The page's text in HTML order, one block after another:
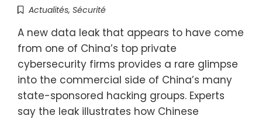
Actualités, Sécurité
A new data leak that appears to have come
from one of China’s top private
cybersecurity firms provides a rare glimpse
into the commercial side of China’s many
state-sponsored hacking groups. Experts
say the leak illustrates how Chinese